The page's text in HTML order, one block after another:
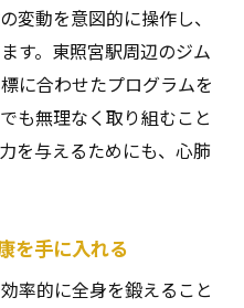
変動を意図的に操作し、
す。東照宮駅周辺のジム
に合わせたプログラムを
も無理なく取り組むこと
を与えるためにも、心肺
を手に入れる
率的に全身を鍛えること